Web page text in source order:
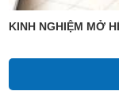
KINH NGHIỆM MỞ